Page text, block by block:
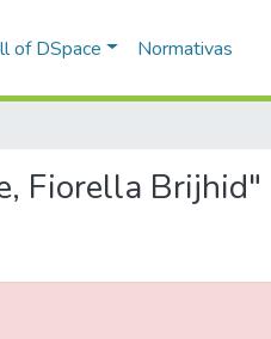
of DSpace Normativas
Fiorella Brijhid"